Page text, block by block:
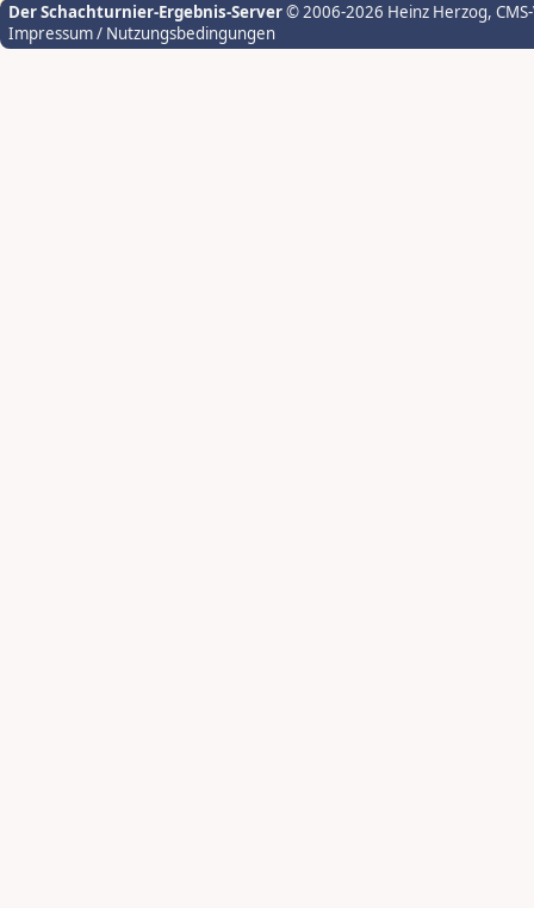
Der Schachturnier-Ergebnis-Server© 2006-2026 Heinz Herzog,
Impressum / Nutzungsbedingungen